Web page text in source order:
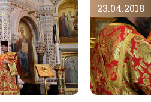
23.04.2018